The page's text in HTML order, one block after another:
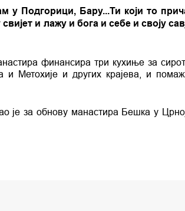
у Подгорици, Бару...Ти који то
и лажу и бога и себе и своју
финансира три кухиње за
Метохије и других крајева, и
је за обнову манастира Бешка у